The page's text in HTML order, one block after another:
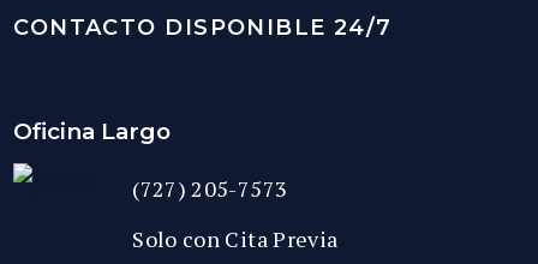
CONTACTO DISPONIBLE 24/7
Oficina Largo
(727) 205-7573
Solo con Cita Previa